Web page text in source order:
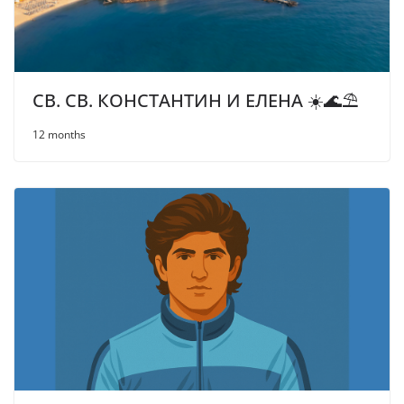
СВ. СВ. КОНСТАНТИН И ЕЛЕНА ☀️🌊⛱
12 months